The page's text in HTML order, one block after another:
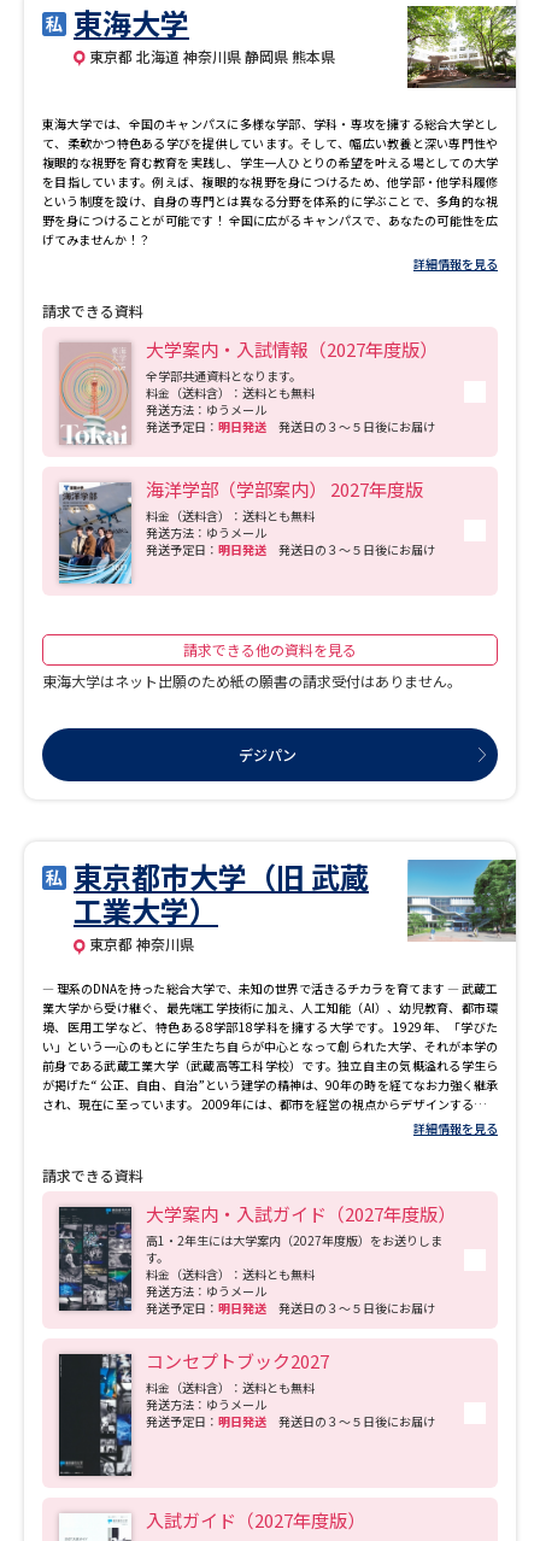
東海大学
東京都 北海道 神奈川県 静岡県 熊本県
東海大学では、全国のキャンパスに多様な学部、学科・専攻を擁する総合大学とし
て、柔軟かつ特色ある学びを提供しています。そして、幅広い教養と深い専門性や
複眼的な視野を育む教育を実践し、学生一人ひとりの希望を叶える場としての大学
を目指しています。例えば、複眼的な視野を身につけるため、他学部・他学科履修
という制度を設け、自身の専門とは異なる分野を体系的に学ぶことで、多角的な視
野を身につけることが可能です！ 全国に広がるキャンパスで、あなたの可能性を広
げてみませんか！？
詳細情報を見る
請求できる資料
大学案内・入試情報（2027年度版）
全学部共通資料となります。
料金（送料含）：送料とも無料
発送方法：ゆうメール
発送予定日： 明日発送 発送日の３～５日後にお届け
海洋学部（学部案内） 2027年度版
料金（送料含）：送料とも無料
発送方法：ゆうメール
発送予定日： 明日発送 発送日の３～５日後にお届け
請求できる他の資料を見る
東海大学はネット出願のため紙の願書の請求受付はありません。
デジパン
東京都市大学（旧 武蔵
工業大学）
東京都 神奈川県
― 理系のDNAを持った総合大学で、未知の世界で活きるチカラを育てます ― 武蔵工
業大学から受け継ぐ、最先端工学技術に加え、人工知能（AI）、幼児教育、都市環
境、医用工学など、特色ある8学部18学科を擁する大学です。 1929年、「学びた
い」という一心のもとに学生たち自らが中心となって創られた大学、それが本学の
前身である武蔵工業大学（武蔵高等工科学校）です。独立自主の気概溢れる学生ら
が掲げた“ 公正、自由、自治”という建学の精神は、90年の時を経てなお力強く継承
され、現在に至っています。 2009年には、都市を経営の視点からデザインする『都
市生活学部』と多様な子育て環境を支援する保育を学ぶ『人間科学部』を新設し、
をはじめ、建築、環境、情報、都市生活、幼児教育の各分野にわたる8学部18学科を
擁する大学へ進化し続けています。2023年4月には、横浜キャンパスに「デザイ
ン・データ科学部」を開設、東京都市大学は教育・研究の更なる充実を図り、国際
水準を備え、幅広い分野で活躍できる実践力を備えた学生を育ててまいります。
詳細情報を見る
請求できる資料
大学案内・入試ガイド（2027年度版）
高1・2年生には大学案内（2027年度版）をお送りしま
す。
料金（送料含）：送料とも無料
発送方法：ゆうメール
発送予定日： 明日発送 発送日の３～５日後にお届け
コンセプトブック2027
料金（送料含）：送料とも無料
発送方法：ゆうメール
発送予定日： 明日発送 発送日の３～５日後にお届け
入試ガイド（2027年度版）